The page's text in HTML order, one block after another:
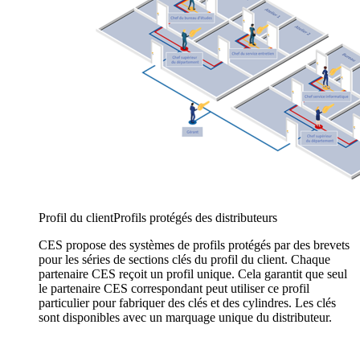
Profil du clientProfils protégés des distributeurs
CES propose des systèmes de profils protégés par des brevets
pour les séries de sections clés du profil du client. Chaque
partenaire CES reçoit un profil unique. Cela garantit que seul
le partenaire CES correspondant peut utiliser ce profil
particulier pour fabriquer des clés et des cylindres. Les clés
sont disponibles avec un marquage unique du distributeur.